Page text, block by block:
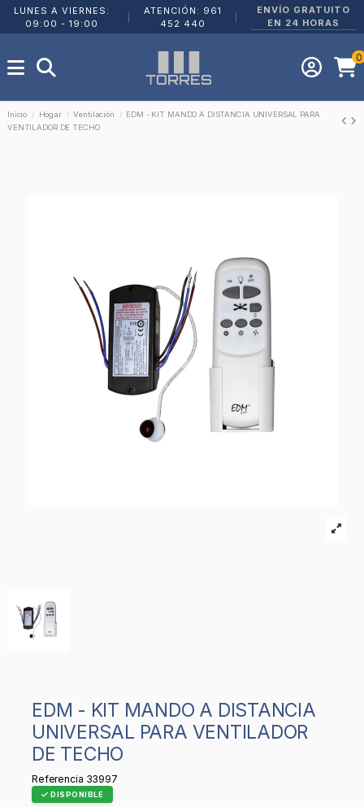
LUNES A VIERNES:
09:00 - 19:00
ATENCIÓN: 961
452 440
ENVÍO GRATUITO
EN 24 HORAS
0
Inicio Hogar Ventilación
EDM - KIT MANDO A DISTANCIA UNIVERSAL PARA
VENTILADOR DE TECHO
EDM - KIT MANDO A DISTANCIA
UNIVERSAL PARA VENTILADOR
DE TECHO
Referencia 33997
DISPONIBLE